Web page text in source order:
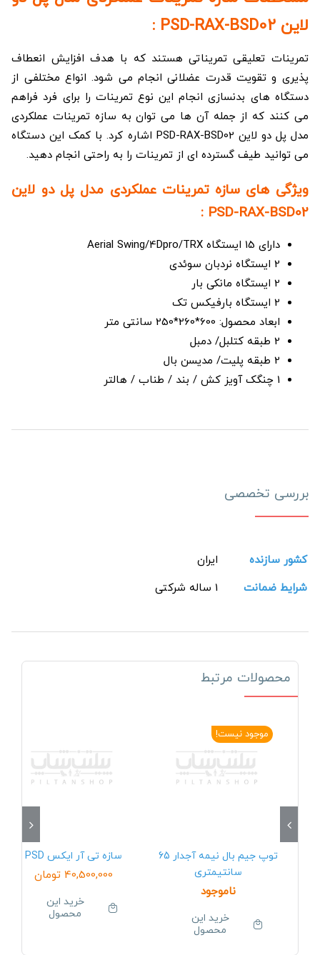
لاین PSD-RAX-BSD02 :
تمرینات تعلیقی تمریناتی هستند که با هدف افزایش انعطاف
پذیری و تقویت قدرت عضلانی انجام می شود. انواع مختلفی از
دستگاه های بدنسازی انجام این نوع تمرینات را برای فرد فراهم
می کنند که از جمله آن ها می توان به سازه تمرینات عملکردی
مدل پل دو لاین PSD-RAX-BSD02 اشاره کرد. با کمک این دستگاه
می توانید طیف گسترده ای از تمرینات را به راحتی انجام دهید.
ویژگی های سازه تمرینات عملکردی مدل پل دو لاین
PSD-RAX-BSD02 :
دارای 15 ایستگاه Aerial Swing/4Dpro/TRX
2 ایستگاه نردبان سوئدی
2 ایستگاه مانکی بار
2 ایستگاه بارفیکس تک
ابعاد محصول: 600*260*250 سانتی متر
2 طبقه کتلبل/ دمبل
2 طبقه پلیت/ مدیسن بال
1 چنگک آویز کش / بند / طناب / هالتر
بررسی تخصصی
کشور سازنده
ایران
شرایط ضمانت
1 ساله شرکتی
محصولات مرتبط
موجود نیست!
توپ جیم بال نیمه آجدار 65
سانتیمتری
ناموجود
خرید این
محصول
سازه تی آر ایکس PSD
40,500,000 تومان
خرید این
محصول